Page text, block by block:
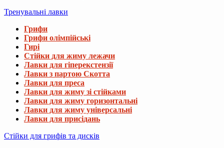
Тренувальні лавки
Грифи
Грифи олімпійські
Гирі
Стійки для жиму лежачи
Лавки для гіперекстензії
Лавки з партою Скотта
Лавки для преса
Лавки для жиму зі стійками
Лавки для жиму горизонтальні
Лавки для жиму універсальні
Лавки для присідань
Стійки для грифів та дисків